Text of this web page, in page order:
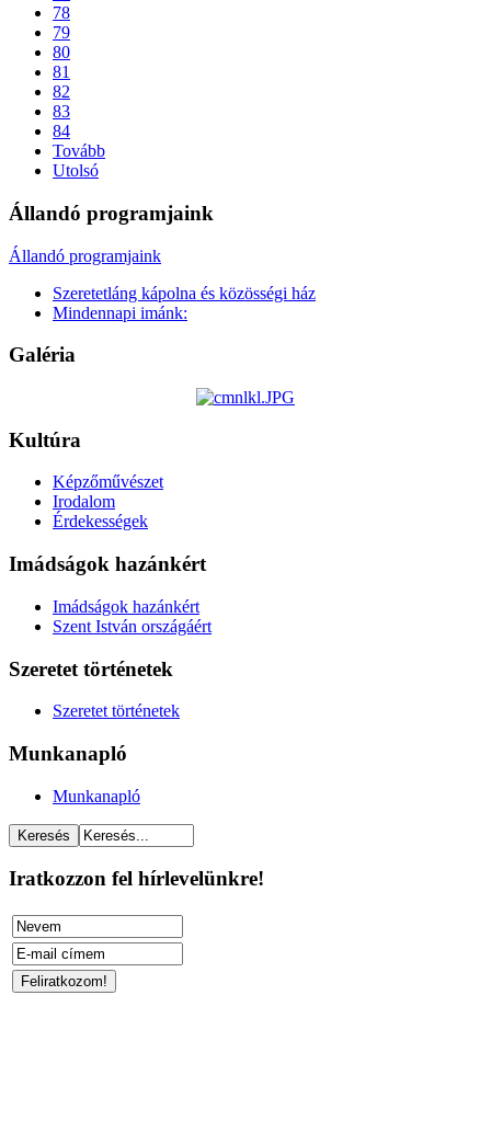
78
79
80
81
82
83
84
Tovább
Utolsó
Állandó programjaink
Állandó programjaink
Szeretetláng kápolna és közösségi ház
Mindennapi imánk:
Galéria
Kultúra
Képzőművészet
Irodalom
Érdekességek
Imádságok hazánkért
Imádságok hazánkért
Szent István országáért
Szeretet történetek
Szeretet történetek
Munkanapló
Munkanapló
Iratkozzon fel hírlevelünkre!